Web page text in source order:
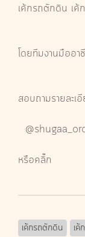
เค้กรถตักดิน เค้
โดยทีมงานมืออ
สอบถามรายละเ
หรือคลิ๊ก
เค้กรถตักดิน เค้